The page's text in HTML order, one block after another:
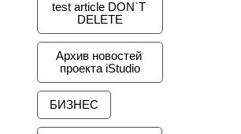
test article DON`T
DELETE
Архив новостей
проекта iStudio
БИЗНЕС